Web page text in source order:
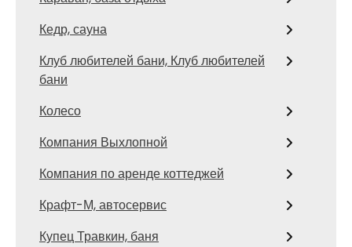
Кедр, сауна
Клуб любителей бани, Клуб любителей
бани
Колесо
Компания Выхлопной
Компания по аренде коттеджей
Крафт-М, автосервис
Купец Травкин, баня